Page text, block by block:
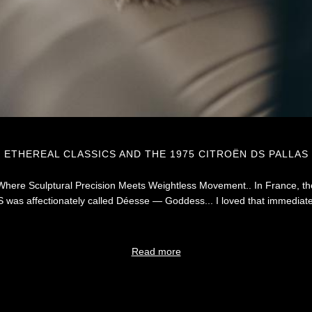
ETHEREAL CLASSICS AND THE 1975 CITROËN DS PALLAS
Sculptural Precision Meets Weightless Movement.. In France,
was affectionately called Déesse — Goddess... I loved that
Read more